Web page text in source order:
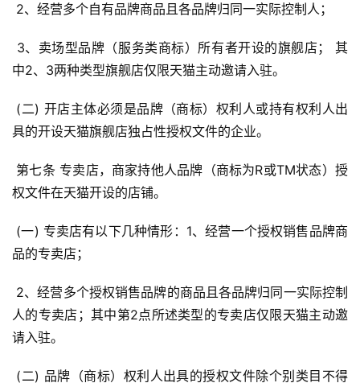
2、经营多个自有品牌商品且各品牌归同一实际控制人；
中2、3两种类型旗舰店仅限天猫主动邀请入驻。
具的开设天猫旗舰店独占性授权文件的企业。
权文件在天猫开设的店铺。
品的专卖店；
人的专卖店；其中第2点所述类型的专卖店仅限天猫主动邀
请入驻。